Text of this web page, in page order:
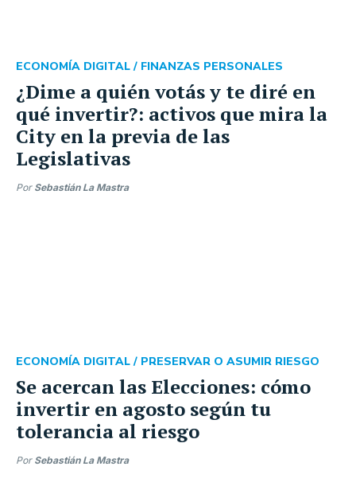
¿Dime a quién votás y te diré en
qué invertir?: activos que mira la
City en la previa de las
Legislativas
ECONOMÍA DIGITAL / FINANZAS PERSONALES
Por Sebastián La Mastra
Se acercan las Elecciones: cómo
invertir en agosto según tu
tolerancia al riesgo
ECONOMÍA DIGITAL / PRESERVAR O ASUMIR RIESGO
Por Sebastián La Mastra